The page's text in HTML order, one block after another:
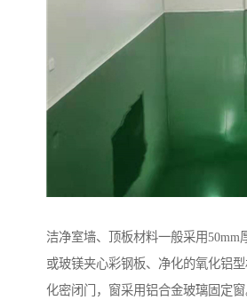
洁净室墙、顶板材料一般采用50mm
或玻镁夹心彩钢板、净化的氧化铝
化密闭门，窗采用铝合金玻璃固定